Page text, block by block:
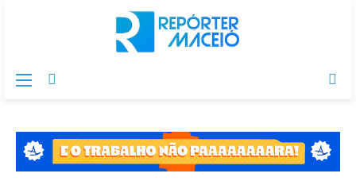
Menu